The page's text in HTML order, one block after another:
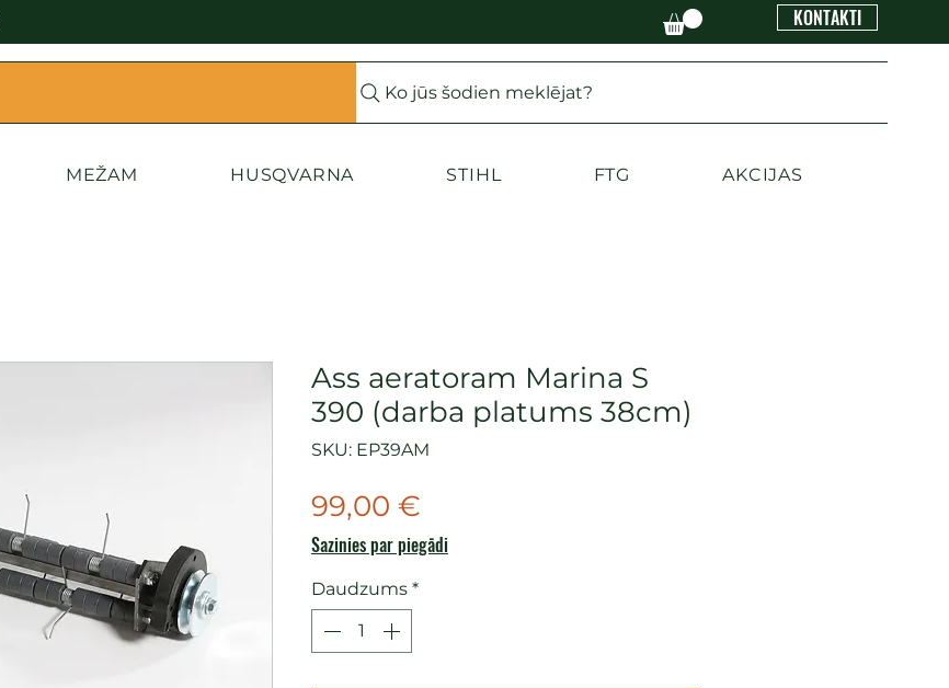
KONTAKTI
Ko jūs šodien meklējat?
MEŽAM HUSQVARNA STIHL FTG AKCIJAS
Ass aeratoram Marina S
390 (darba platums 38cm)
SKU: EP39AM
99,00 €
Sazinies par piegādi
Daudzums *